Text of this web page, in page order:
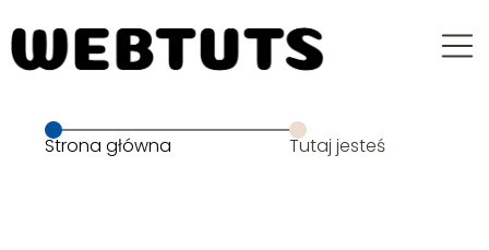
Strona główna Tutaj jesteś